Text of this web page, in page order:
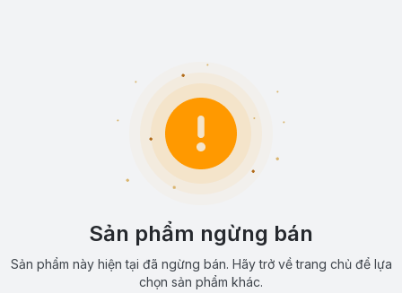
Sản phẩm ngừng bán
Sản phẩm này hiện tại đã ngừng bán. Hãy trở về trang chủ để lựa
chọn sản phẩm khác.